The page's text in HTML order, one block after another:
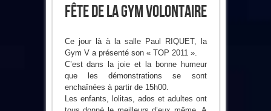
Fête De La Gym Volontaire
Ce jour là à la salle Paul RIQUET, la
Gym V a présenté son « TOP 2011 ».
C’est dans la joie et la bonne humeur
que les démonstrations se sont
enchaînées à partir de 15h00.
Les enfants, lolitas, ados et adultes ont